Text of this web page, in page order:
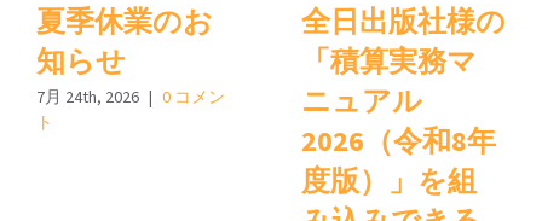
夏季休業のお
知らせ
7月 24th, 2026 | 0 コメン
ト
全日出版社様の
「積算実務マ
ニュアル
2026（令和8年
度版）」を組